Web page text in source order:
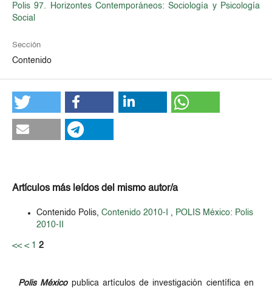
Polis 97. Horizontes Contemporáneos: Sociología y Psicología
Social
Sección
Contenido
Artículos más leídos del mismo autor/a
Contenido Polis, Contenido 2010-I , POLIS México: Polis
2010-II
<< < 1 2
Polis Méxicopublica artículos de investigación científica en